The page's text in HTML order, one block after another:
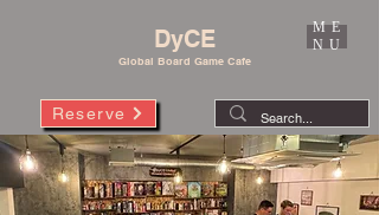
DyCE
Global Board Game Cafe
Reserve
ME
NU